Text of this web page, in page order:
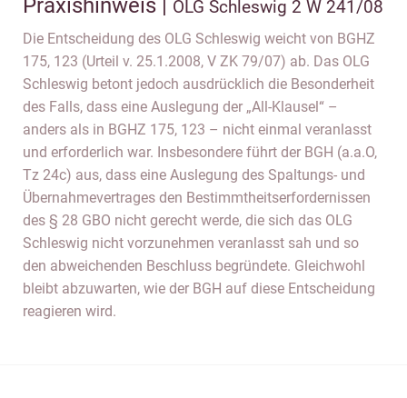
Praxishinweis | OLG Schleswig 2 W 241/08
Die Entscheidung des OLG Schleswig weicht von BGHZ
175, 123 (Urteil v. 25.1.2008, V ZK 79/07) ab. Das OLG
Schleswig betont jedoch ausdrücklich die Besonderheit
des Falls, dass eine Auslegung der „All-Klausel“ –
anders als in BGHZ 175, 123 – nicht einmal veranlasst
und erforderlich war. Insbesondere führt der BGH (a.a.O,
Tz 24c) aus, dass eine Auslegung des Spaltungs- und
Übernahmevertrages den Bestimmtheitserfordernissen
des § 28 GBO nicht gerecht werde, die sich das OLG
Schleswig nicht vorzunehmen veranlasst sah und so
den abweichenden Beschluss begründete. Gleichwohl
bleibt abzuwarten, wie der BGH auf diese Entscheidung
reagieren wird.